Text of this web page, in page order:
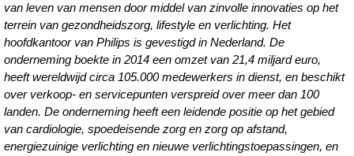
van leven van mensen door middel van zinvolle innovaties op het
terrein van gezondheidszorg, lifestyle en verlichting. Het
hoofdkantoor van Philips is gevestigd in Nederland. De
onderneming boekte in 2014 een omzet van 21,4 miljard euro,
heeft wereldwijd circa 105.000 medewerkers in dienst, en beschikt
over verkoop- en servicepunten verspreid over meer dan 100
landen. De onderneming heeft een leidende positie op het gebied
van cardiologie, spoedeisende zorg en zorg op afstand,
energiezuinige verlichting en nieuwe verlichtingstoepassingen, en